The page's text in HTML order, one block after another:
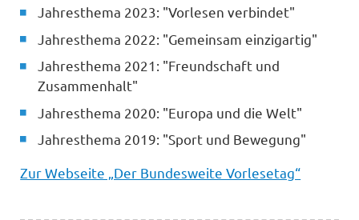
Jahresthema 2023: "Vorlesen verbindet"
Jahresthema 2022: "Gemeinsam einzigartig"
Jahresthema 2021: "Freundschaft und
Zusammenhalt"
Jahresthema 2020: "Europa und die Welt"
Jahresthema 2019: "Sport und Bewegung"
Zur Webseite „Der Bundesweite Vorlesetag“